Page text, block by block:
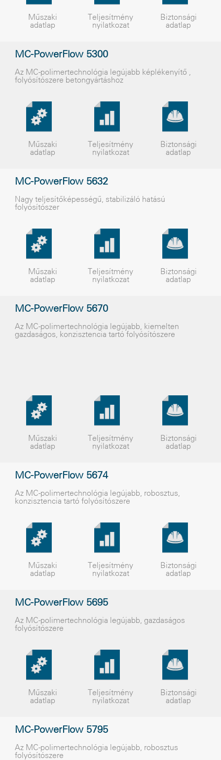
Műszaki
adatlap
Teljesítmény
nyilatkozat
Biztonsági
adatlap
MC-PowerFlow 5300
Az MC-polimertechnológia legújabb képlékenyítő ,
folyósítószere betongyártáshoz
Műszaki
adatlap
Teljesítmény
nyilatkozat
Biztonsági
adatlap
MC-PowerFlow 5632
Nagy teljesítõképességû, stabilizáló hatású
folyósítószer
Műszaki
adatlap
Teljesítmény
nyilatkozat
Biztonsági
adatlap
MC-PowerFlow 5670
Az MC-polimertechnológia legújabb, kiemelten
gazdaságos, konzisztencia tartó folyósítószere
Műszaki
adatlap
Teljesítmény
nyilatkozat
Biztonsági
adatlap
MC-PowerFlow 5674
Az MC-polimertechnológia legújabb, robosztus,
konzisztencia tartó folyósítószere
Műszaki
adatlap
Teljesítmény
nyilatkozat
Biztonsági
adatlap
MC-PowerFlow 5695
Az MC-polimertechnológia legújabb, gazdaságos
folyósítószere
Műszaki
adatlap
Teljesítmény
nyilatkozat
Biztonsági
adatlap
MC-PowerFlow 5795
Az MC-polimertechnológia legújabb, robosztus
folyósítószere